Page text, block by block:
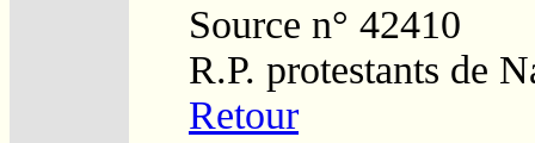
Source n° 42410
R.P. protestants de
Retour